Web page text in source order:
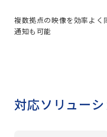
複数拠点の映像を効率よく
通知も可能
対応ソリュー